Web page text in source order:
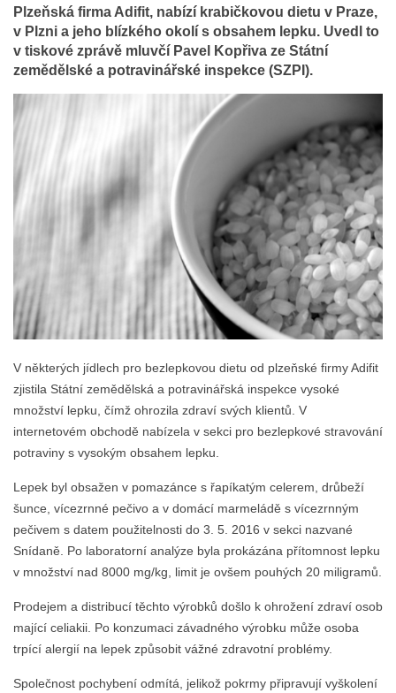
Plzeňská firma Adifit, nabízí krabičkovou dietu v Praze,
v Plzni a jeho blízkého okolí s obsahem lepku. Uvedl to
v tiskové zprávě mluvčí Pavel Kopřiva ze Státní
zemědělské a potravinářské inspekce (SZPI).
V některých jídlech pro bezlepkovou dietu od plzeňské firmy Adifit
zjistila Státní zemědělská a potravinářská inspekce vysoké
množství lepku, čímž ohrozila zdraví svých klientů. V
internetovém obchodě nabízela v sekci pro bezlepkové stravování
potraviny s vysokým obsahem lepku.
Lepek byl obsažen v pomazánce s řapíkatým celerem, drůbeží
šunce, vícezrnné pečivo a v domácí marmeládě s vícezrnným
pečivem s datem použitelnosti do 3. 5. 2016 v sekci nazvané
Snídaně. Po laboratorní analýze byla prokázána přítomnost lepku
v množství nad 8000 mg/kg, limit je ovšem pouhých 20 miligramů.
Prodejem a distribucí těchto výrobků došlo k ohrožení zdraví osob
mající celiakii. Po konzumaci závadného výrobku může osoba
trpící alergií na lepek způsobit vážné zdravotní problémy.
Společnost pochybení odmítá, jelikož pokrmy připravují vyškolení